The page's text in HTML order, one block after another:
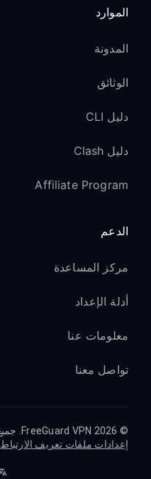
الموارد
المدونة
الوثائق
دليل CLI
دليل Clash
Affiliate Program
الدعم
مركز المساعدة
أدلة الإعداد
معلومات عنا
تواصل معنا
© 2026 FreeGuard VPN. جميع الحقوق محفوظة.
إعدادات ملفات تعريف الارتباط